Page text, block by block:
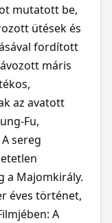
mutatott be,
ütések és
fordított
máris
az avatott
Fu,
sereg
a Majomkirály.
éves történet,
A